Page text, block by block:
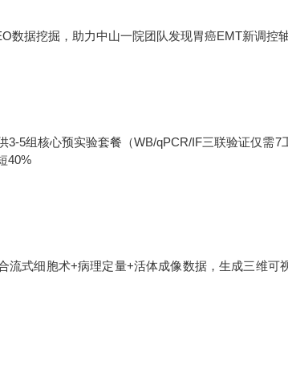
数据挖掘，助力中山一院团队发现胃癌EMT新调控
3-5组核心预实验套餐（WB/qPCR/IF三联验证仅需
40%
流式细胞术+病理定量+活体成像数据，生成三维